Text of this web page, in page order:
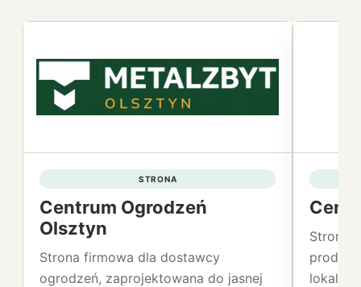
STRONA
Centrum Ogrodzeń
Olsztyn
Strona firmowa dla dostawcy
ogrodzeń, zaprojektowana do jasnej
Strona